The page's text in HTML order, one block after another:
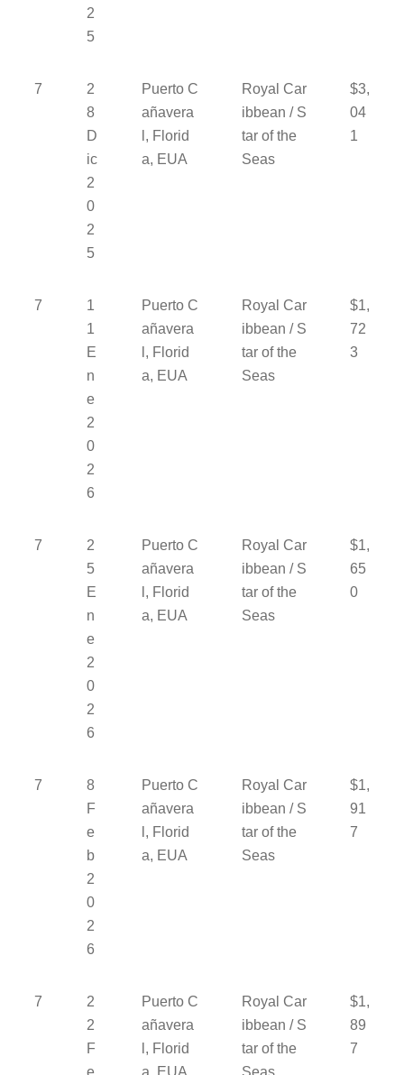
2
5
7
2
8
D
ic
2
0
2
5
Puerto C
añavera
l, Florid
a, EUA
Royal Car
ibbean / S
tar of the
Seas
$3,
04
1
7
1
1
E
n
e
2
0
2
6
Puerto C
añavera
l, Florid
a, EUA
Royal Car
ibbean / S
tar of the
Seas
$1,
72
3
7
2
5
E
n
e
2
0
2
6
Puerto C
añavera
l, Florid
a, EUA
Royal Car
ibbean / S
tar of the
Seas
$1,
65
0
7
8
F
e
b
2
0
2
6
Puerto C
añavera
l, Florid
a, EUA
Royal Car
ibbean / S
tar of the
Seas
$1,
91
7
7
2
2
F
e
Puerto C
añavera
l, Florid
a, EUA
Royal Car
ibbean / S
tar of the
Seas
$1,
89
7